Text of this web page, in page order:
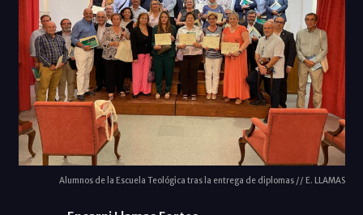
Alumnos de la Escuela Teológica tras la entrega de diplomas // E. LLAMAS